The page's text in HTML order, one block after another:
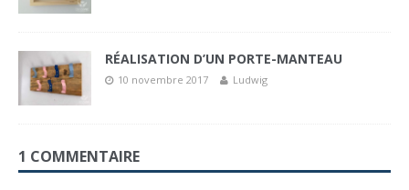
RÉALISATION D’UN PORTE-MANTEAU
10 novembre 2017 Ludwig
1 COMMENTAIRE